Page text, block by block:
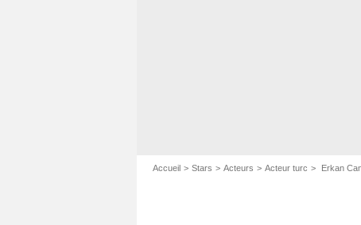
Accueil Stars Acteurs Acteur turc Erkan